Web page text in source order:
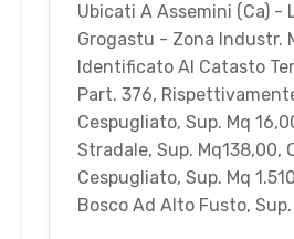
Ubicati A Assemini (Ca) -
Grogastu - Zona Industr.
Identificato Al Catasto
Part. 376,
Cespugliato, Sup. Mq
Stradale, Sup. Mq138,00,
Cespugliato, Sup. Mq
Bosco Ad Alto Fusto,